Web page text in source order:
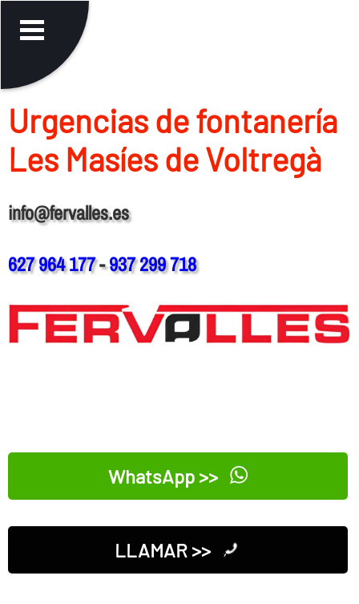
Urgencias de fontanerí­a
Les Masíes de Voltregà
info@fervalles.es
627 964 177-937 299 718
WhatsApp >>
LLAMAR >>